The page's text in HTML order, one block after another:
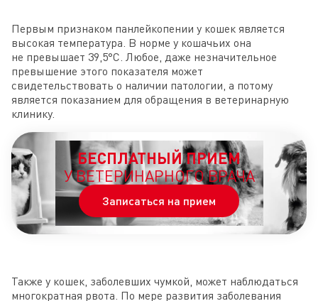
Первым признаком панлейкопении у кошек является
высокая температура. В норме у кошачьих она
не превышает 39,5°С. Любое, даже незначительное
превышение этого показателя может
свидетельствовать о наличии патологии, а потому
является показанием для обращения в ветеринарную
клинику.
БЕСПЛАТНЫЙ ПРИЕМ
У ВЕТЕРИНАРНОГО ВРАЧА
Записаться на прием
Также у кошек, заболевших чумкой, может наблюдаться
многократная рвота. По мере развития заболевания